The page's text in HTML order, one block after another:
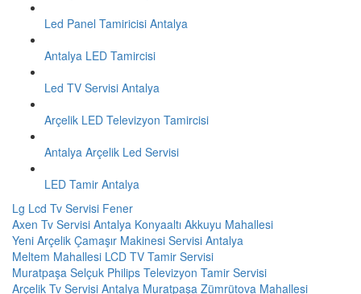
Led Panel Tamiricisi Antalya
Antalya LED Tamircisi
Led TV Servisi Antalya
Arçelik LED Televizyon Tamircisi
Antalya Arçelik Led Servisi
LED Tamir Antalya
Lg Lcd Tv Servisi Fener
Axen Tv Servisi Antalya Konyaaltı Akkuyu Mahallesi
Yeni Arçelik Çamaşır Makinesi Servisi Antalya
Meltem Mahallesi LCD TV Tamir Servisi
Muratpaşa Selçuk Philips Televizyon Tamir Servisi
Arçelik Tv Servisi Antalya Muratpaşa Zümrütova Mahallesi